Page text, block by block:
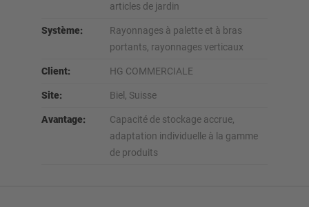
articles de jardin
Système:
Rayonnages à palette et à bras
portants, rayonnages verticaux
Client: HG COMMERCIALE
Site: Biel, Suisse
Avantage:
Capacité de stockage accrue,
adaptation individuelle à la gamme
de produits